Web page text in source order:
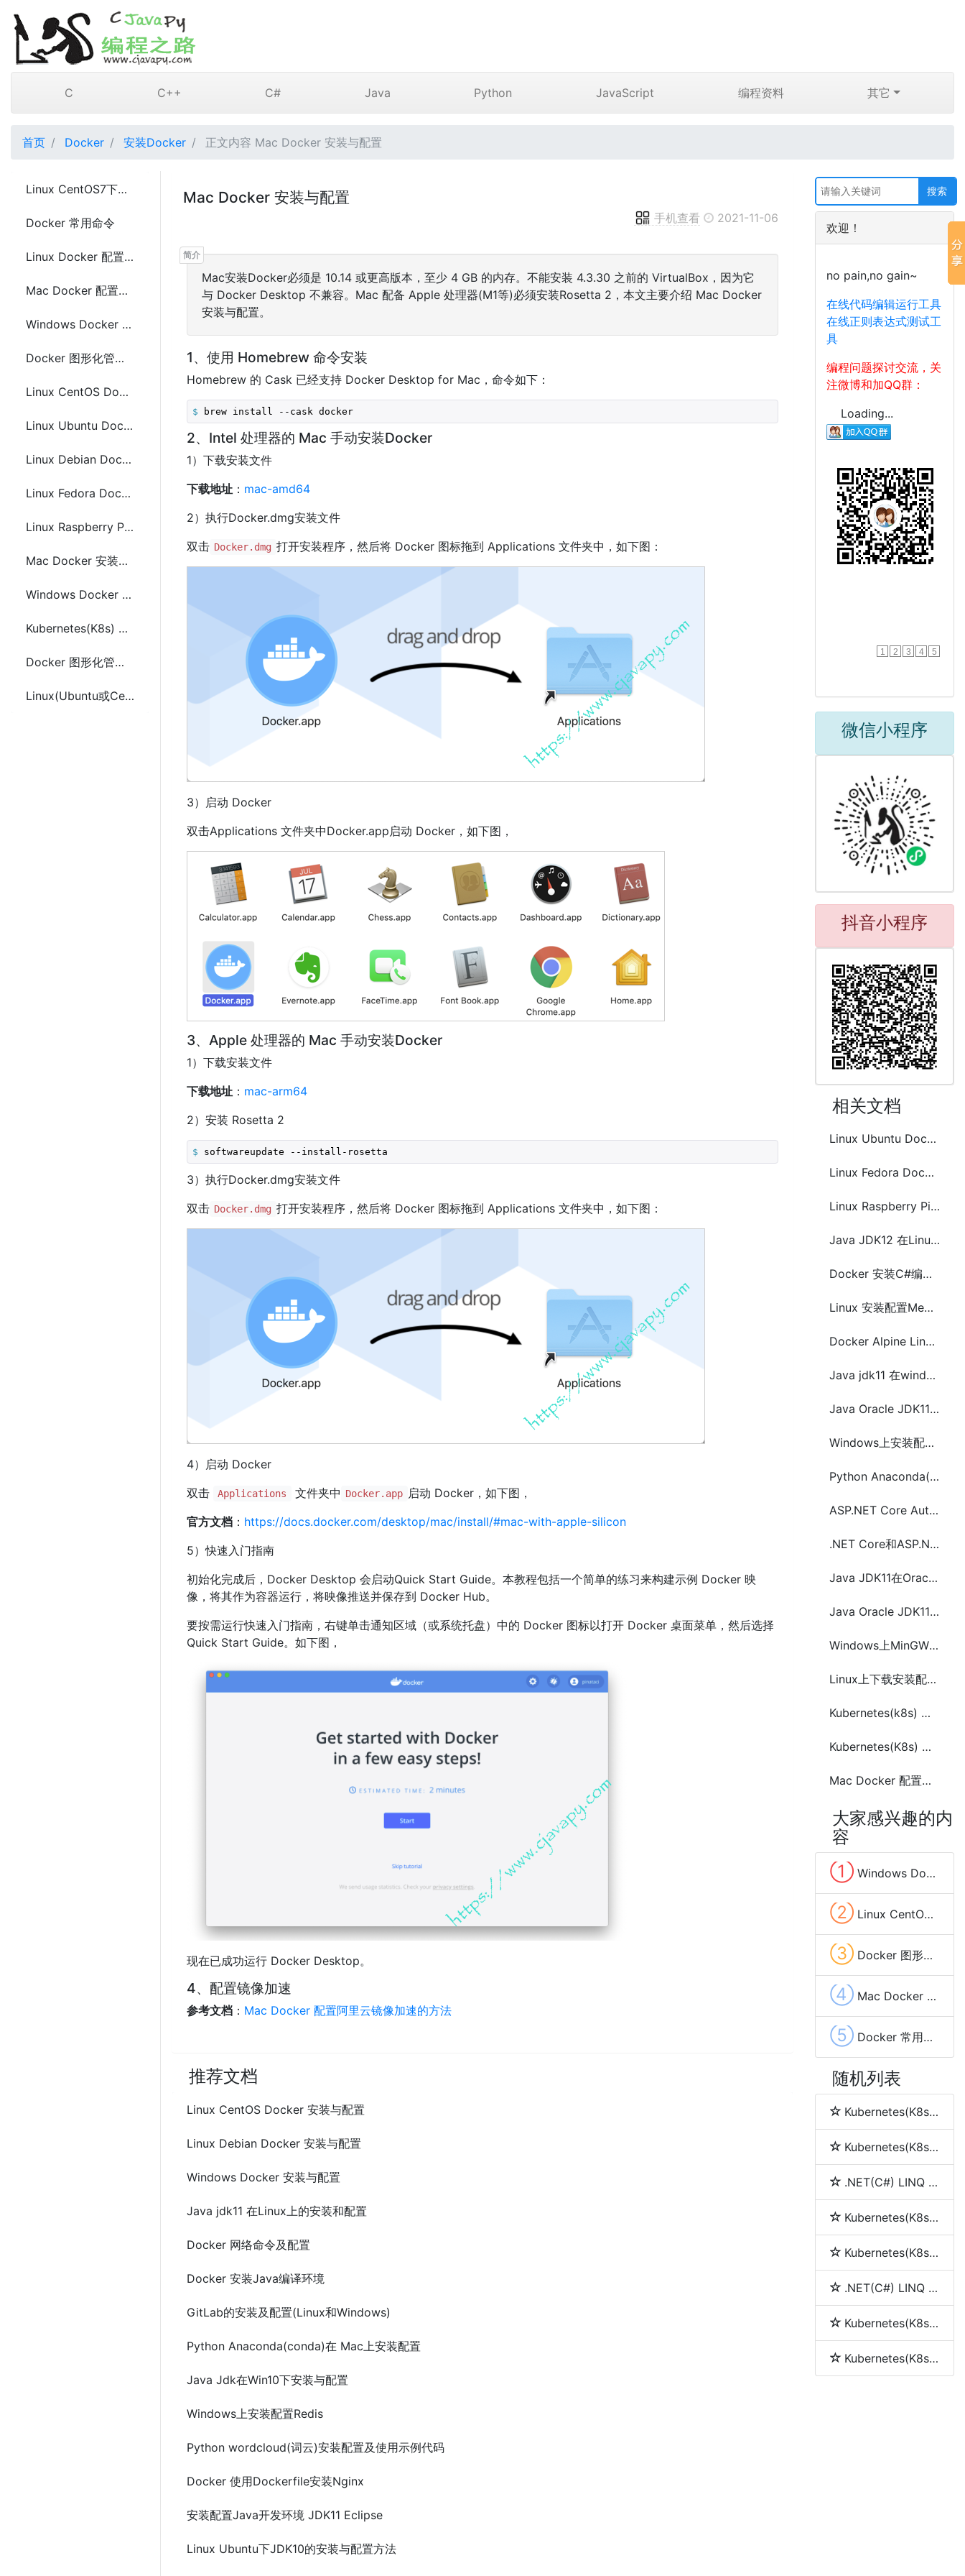
C C++ C# Java Python JavaScript 编程资料 其它
首页 Docker 安装Docker 正文内容 Mac Docker 安装与配置
Linux CentOS7下安装Docker
Docker 常用命令
Linux Docker 配置阿里云镜像加速的方法
Mac Docker 配置阿里云镜像加速的方法
Windows Docker 配置阿里云镜像加速的方法
Docker 图形化管理工具Portainer CE安装配置
Linux CentOS Docker 安装与配置
Linux Ubuntu Docker 安装与配置
Linux Debian Docker 安装与配置
Linux Fedora Docker 安装与配置
Linux Raspberry Pi Docker 安装与配置
Mac Docker 安装与配置
Windows Docker 安装与配置
Kubernetes(K8s) 安装与Node节点配置
Docker 图形化管理工具Portainer CE 重置恢复密码的方法
Linux(Ubuntu或CentOS) Docker 安装 Python2.7及PIP的Dockerfile文件
Mac Docker 安装与配置
手机查看 2021-11-06
Mac安装Docker必须是 10.14 或更高版本，至少 4 GB 的内存。不能安装 4.3.30 之前的 VirtualBox，因为它
与 Docker Desktop 不兼容。Mac 配备 Apple 处理器(M1等)必须安装Rosetta 2，本文主要介绍 Mac Docker
安装与配置。
1、使用 Homebrew 命令安装
Homebrew 的 Cask 已经支持 Docker Desktop for Mac，命令如下：
$ brew install --cask docker
2、Intel 处理器的 Mac 手动安装Docker
1）下载安装文件
下载地址 ： mac-amd64
2）执行Docker.dmg安装文件
双击 Docker.dmg 打开安装程序，然后将 Docker 图标拖到 Applications 文件夹中，如下图：
3）启动 Docker
双击Applications 文件夹中Docker.app启动 Docker，如下图，
3、Apple 处理器的 Mac 手动安装Docker
1）下载安装文件
下载地址 ： mac-arm64
2）安装 Rosetta 2
$ softwareupdate --install-rosetta
3）执行Docker.dmg安装文件
双击 Docker.dmg 打开安装程序，然后将 Docker 图标拖到 Applications 文件夹中，如下图：
4）启动 Docker
双击
Applications 文件夹中 Docker.app 启动 Docker，如下图，
官方文档 ： https://docs.docker.com/desktop/mac/install/#mac-with-apple-silicon
5）快速入门指南
初始化完成后，Docker Desktop 会启动Quick Start Guide。本教程包括一个简单的练习来构建示例 Docker 映
像，将其作为容器运行，将映像推送并保存到 Docker Hub。
要按需运行快速入门指南，右键单击通知区域（或系统托盘）中的 Docker 图标以打开 Docker 桌面菜单，然后选择
Quick Start Guide。如下图，
现在已成功运行 Docker Desktop。
4、配置镜像加速
参考文档 ： Mac Docker 配置阿里云镜像加速的方法
推荐文档
Linux CentOS Docker 安装与配置
Linux Debian Docker 安装与配置
Windows Docker 安装与配置
Java jdk11 在Linux上的安装和配置
Docker 网络命令及配置
Docker 安装Java编译环境
GitLab的安装及配置(Linux和Windows)
Python Anaconda(conda)在 Mac上安装配置
Java Jdk在Win10下安装与配置
Windows上安装配置Redis
Python wordcloud(词云)安装配置及使用示例代码
Docker 使用Dockerfile安装Nginx
安装配置Java开发环境 JDK11 Eclipse
Linux Ubuntu下JDK10的安装与配置方法
欢迎！
no pain,no gain~
在线代码编辑运行工具
在线正则表达式测试工
具
编程问题探讨交流，关
注微博和加QQ群：
Loading...
1 2 3 4 5
微信小程序
抖音小程序
相关文档
Linux Ubuntu Docker 安装与配置
Linux Fedora Docker 安装与配置
Linux Raspberry Pi Docker 安装与配置
Java JDK12 在Linux上的安装和配置
Docker 安装C#编译环境
Linux 安装配置Memcached及相关命令
Docker Alpine Linux 安装 Python3
Java jdk11 在windows上的安装和配置
Java Oracle JDK11在Linux上安装配置
Windows上安装配置MySQL
Python Anaconda(conda)在 Linux上安装配置
ASP.NET Core Automapper的Nuget安装和配置以及demo示例代码
.NET Core和ASP.NET Core 日志框架Nlog安装配置及示例代码
Java JDK11在Oracle Solaris上安装配置
Java Oracle JDK11在MacOS上安装配置
Windows上MinGW安装配置教程
Linux上下载安装配置Redis
Kubernetes(k8s) 简介及安装与配置方法
Kubernetes(K8s) 安装与Node节点配置
Mac Docker 配置阿里云镜像加速的方法
大家感兴趣的内
容
① Windows Docker 安装与配置
② Linux CentOS7下安装Docker
③ Docker 图形化管理工具Portainer CE安装配置
④ Mac Docker 安装与配置
⑤ Docker 常用命令
随机列表
Kubernetes(K8s) namespace(命名空间)
Kubernetes(K8s) node(节点)
.NET(C#) LINQ 简介
Kubernetes(K8s) service(服务)
Kubernetes(K8s) pod
.NET(C#) LINQ 中join、into、let和group by的使用
Kubernetes(K8s) Replication Controller(RC)
Kubernetes(K8s) Replica Set (RS)